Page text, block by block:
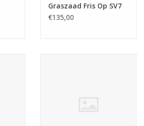
Graszaad Fris Op SV7
€135,00